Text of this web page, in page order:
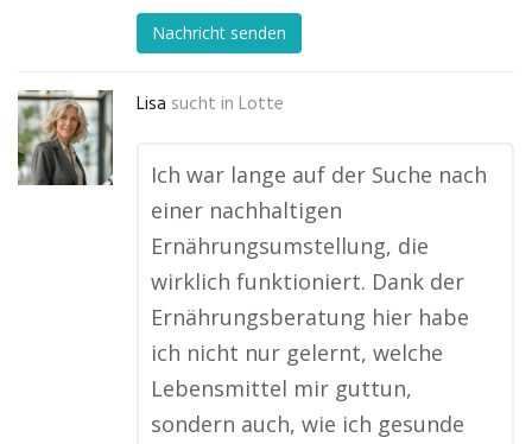
Nachricht senden
Lisa sucht in Lotte
Ich war lange auf der Suche nach
einer nachhaltigen
Ernährungsumstellung, die
wirklich funktioniert. Dank der
Ernährungsberatung hier habe
ich nicht nur gelernt, welche
Lebensmittel mir guttun,
sondern auch, wie ich gesunde